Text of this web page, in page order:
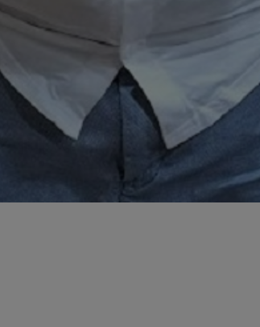
Tel.:
E-Mail:stiftsgym-stpaul@bildung-ktn.gv.at
Impressum
Datenschutzerklärung